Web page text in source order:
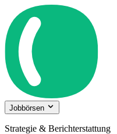
Jobbörsen
Strategie & Berichterstattung